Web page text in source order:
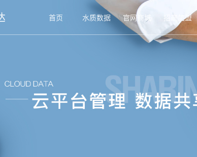
首页 水质数据 官网商城 招商加盟